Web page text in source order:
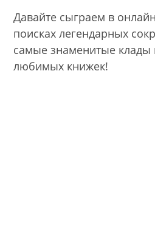
Давайте сыграем в
поисках легендарных
самые знаменитые клады
любимых книжек!